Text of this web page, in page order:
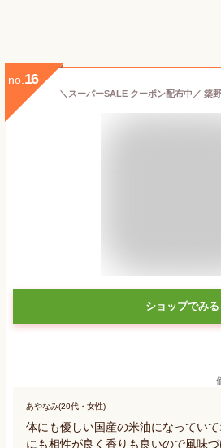
no. 16
ショップでみる
あやなみ(20代・女性)
体にも優しい国産の米油になってい
にも相性が良く香りも良いので風味